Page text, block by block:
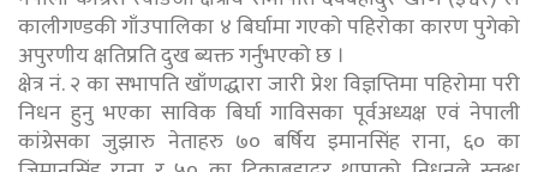
कालीगण्डकी गाँउपालिका ४ बिर्घामा गएको पहिरोका कारण पुगेको
अपुरणीय क्षतिप्रति दुख ब्यक्त गर्नुभएको छ ।
क्षेत्र नं. २ का सभापति खाँणद्धारा जारी प्रेश विज्ञप्तिमा पहिरोमा परी
निधन हुनु भएका साविक बिर्घा गाविसका पूर्वअध्यक्ष एवं नेपाली
कांग्रेसका जुझारु नेताहरु ७० बर्षिय इमानसिंह राना, ६० का